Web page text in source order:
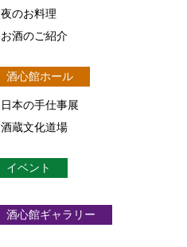
夜のお料理
お酒のご紹介
酒心館ホール
日本の手仕事展
酒蔵文化道場
イベント
酒心館ギャラリー